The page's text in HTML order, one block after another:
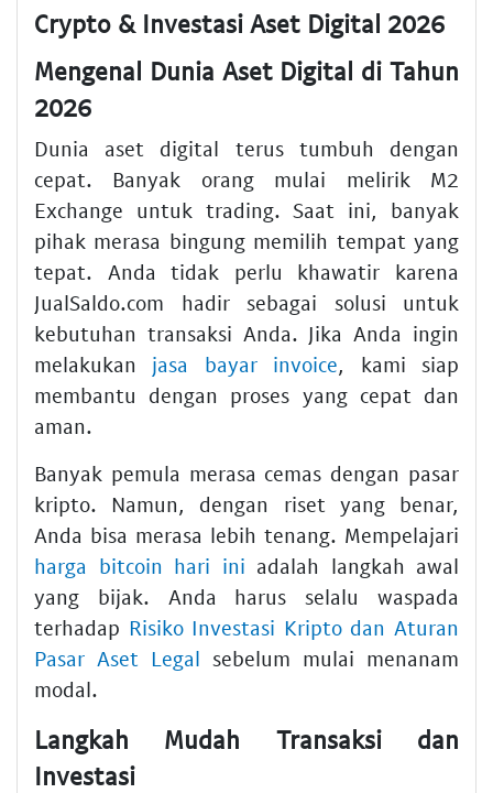
Crypto & Investasi Aset Digital 2026
Mengenal Dunia Aset Digital di Tahun
2026
Dunia aset digital terus tumbuh dengan
cepat. Banyak orang mulai melirik M2
Exchange untuk trading. Saat ini, banyak
pihak merasa bingung memilih tempat yang
tepat. Anda tidak perlu khawatir karena
JualSaldo.com hadir sebagai solusi untuk
kebutuhan transaksi Anda. Jika Anda ingin
melakukan jasa bayar invoice, kami siap
membantu dengan proses yang cepat dan
aman.
Banyak pemula merasa cemas dengan pasar
kripto. Namun, dengan riset yang benar,
Anda bisa merasa lebih tenang. Mempelajari
harga bitcoin hari ini adalah langkah awal
yang bijak. Anda harus selalu waspada
terhadap Risiko Investasi Kripto dan Aturan
Pasar Aset Legal sebelum mulai menanam
modal.
Langkah Mudah Transaksi dan
Investasi